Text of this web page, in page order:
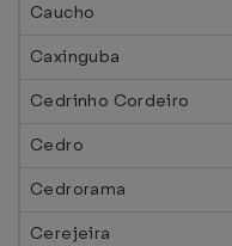
Caucho
Caxinguba
Cedrinho Cordeiro
Cedro
Cedrorama
Cerejeira